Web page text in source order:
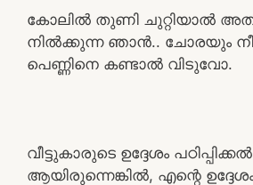
കോലിൽ തുണി ചുറ്റിയാൽ
നിൽക്കുന്ന ഞാൻ.. ചോരയും
പെണ്ണിനെ കണ്ടാൽ വിടുവോ.
വീട്ടുകാരുടെ ഉദ്ദേശം പഠിപ്പിക്കൽ
ആയിരുന്നെങ്കിൽ, എന്റെ